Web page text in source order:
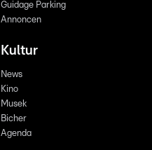
Guidage Parking
Annoncen
Kultur
News
Kino
Musek
Bicher
Agenda